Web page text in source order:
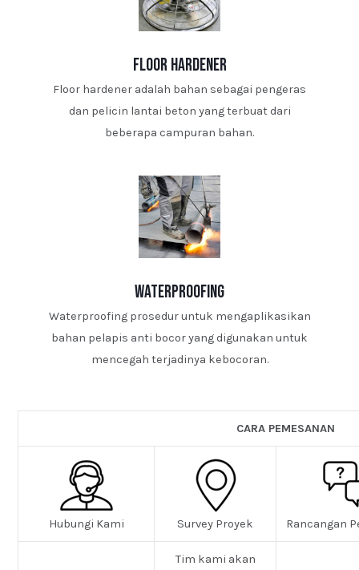
floor hardener
Floor hardener adalah bahan sebagai pengeras
dan pelicin lantai beton yang terbuat dari
beberapa campuran bahan.
waterproofing
Waterproofing prosedur untuk mengaplikasikan
bahan pelapis anti bocor yang digunakan untuk
mencegah terjadinya kebocoran.
CARA PEMESANAN
Hubungi Kami Survey Proyek Rancangan
Tim kami akan